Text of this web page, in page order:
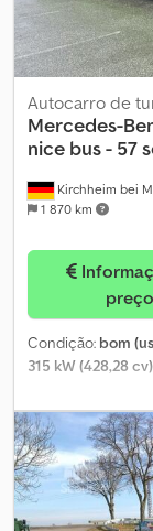
Kirchheim bei
1 870 km
Autocarro de
Mercedes-
nice bus - 57
Informação de
Condição: bom
315 kW (428,28 cv)
automático,
Euro 6
, cor:
aquecedor
computador de
fecho